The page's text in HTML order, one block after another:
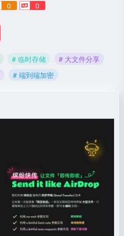
0 0
# 临时存储
# 大文件分享
# 端到端加密